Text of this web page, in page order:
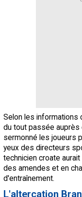
Selon les informations
du tout passée auprès
sermonné les joueurs
yeux des directeurs
technicien croate
des amendes et en
d'entraînement.
L'altercation